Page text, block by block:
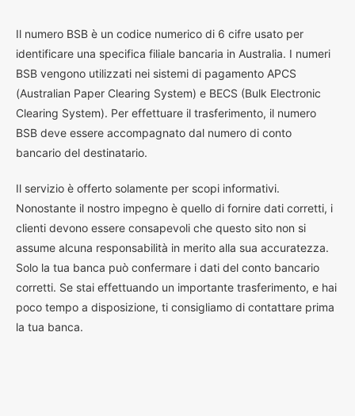
Il numero BSB è un codice numerico di 6 cifre usato per
identificare una specifica filiale bancaria in Australia. I numeri
BSB vengono utilizzati nei sistemi di pagamento APCS
(Australian Paper Clearing System) e BECS (Bulk Electronic
Clearing System). Per effettuare il trasferimento, il numero
BSB deve essere accompagnato dal numero di conto
bancario del destinatario.
Il servizio è offerto solamente per scopi informativi.
Nonostante il nostro impegno è quello di fornire dati corretti, i
clienti devono essere consapevoli che questo sito non si
assume alcuna responsabilità in merito alla sua accuratezza.
Solo la tua banca può confermare i dati del conto bancario
corretti. Se stai effettuando un importante trasferimento, e hai
poco tempo a disposizione, ti consigliamo di contattare prima
la tua banca.